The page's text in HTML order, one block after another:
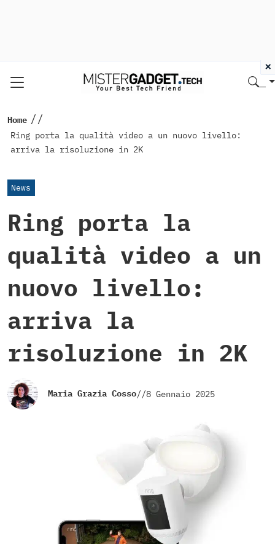
Home //
Ring porta la qualità video a un nuovo livello:
arriva la risoluzione in 2K
News
Ring porta la
qualità video a un
nuovo livello:
arriva la
risoluzione in 2K
Maria Grazia Cosso//8 Gennaio 2025
×